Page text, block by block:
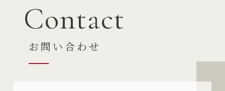
Contact
お問い合わせ